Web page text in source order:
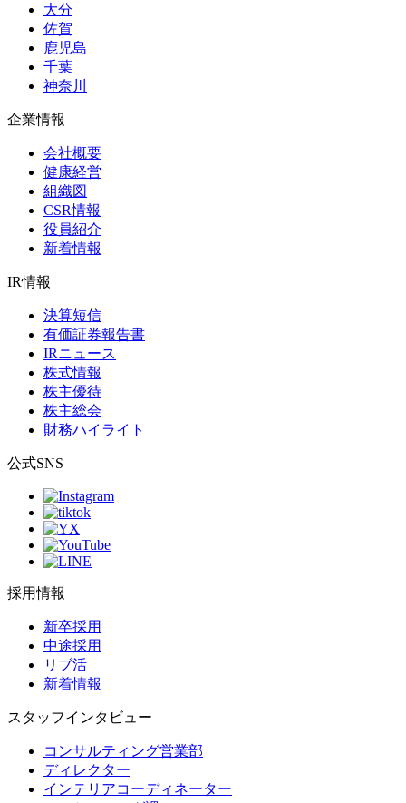
大分
佐賀
鹿児島
千葉
神奈川
企業情報
会社概要
健康経営
組織図
CSR情報
役員紹介
新着情報
IR情報
決算短信
有価証券報告書
IRニュース
株式情報
株主優待
株主総会
財務ハイライト
公式SNS
採用情報
新卒採用
中途採用
リブ活
新着情報
スタッフインタビュー
コンサルティング営業部
ディレクター
インテリアコーディネーター